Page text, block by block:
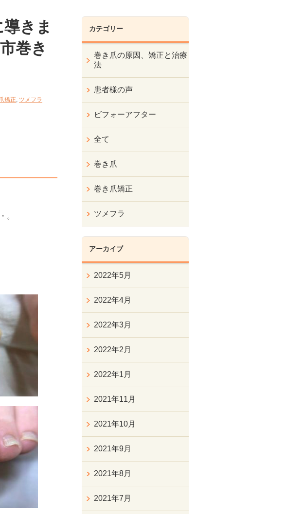
きま
巻き
矯正, ツメフラ
。
カテゴリー
巻き爪の原因、矯正と治療
法
患者様の声
ビフォーアフター
全て
巻き爪
巻き爪矯正
ツメフラ
アーカイブ
2022年5月
2022年4月
2022年3月
2022年2月
2022年1月
2021年11月
2021年10月
2021年9月
2021年8月
2021年7月